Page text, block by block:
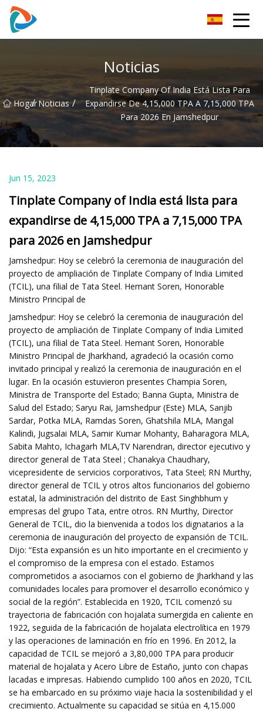
Noticias
Hogar
/ Noticias /
Tinplate Company Of India Está Lista Para
Expandirse De 4,15,000 TPA A 7,15,000 TPA
Para 2026 En Jamshedpur
Jun 15, 2023
Tinplate Company of India está lista para
expandirse de 4,15,000 TPA a 7,15,000 TPA
para 2026 en Jamshedpur
Jamshedpur: Hoy se celebró la ceremonia de inauguración del
proyecto de ampliación de Tinplate Company of India Limited
(TCIL), una filial de Tata Steel. Hemant Soren, Honorable
Ministro Principal de
Jamshedpur: Hoy se celebró la ceremonia de inauguración del
proyecto de ampliación de Tinplate Company of India Limited
(TCIL), una filial de Tata Steel. Hemant Soren, Honorable
Ministro Principal de Jharkhand, agradeció la ocasión como
invitado principal y realizó la ceremonia de inauguración en el
lugar. En la ocasión estuvieron presentes Champia Soren,
Ministra de Transporte del Estado; Banna Gupta, Ministra de
Salud del Estado; Saryu Rai, Jamshedpur (Este) MLA, Sanjib
Sardar, Potka MLA, Ramdas Soren, Ghatshila MLA, Mangal
Kalindi, Jugsalai MLA, Samir Kumar Mohanty, Baharagora MLA,
Sabita Mahto, Ichagarh MLA,TV Narendran, director ejecutivo y
director general de Tata Steel ; Chanakya Chaudhary,
vicepresidente de servicios corporativos, Tata Steel; RN Murthy,
director general de TCIL y otros altos funcionarios del gobierno
estatal, la administración del distrito de East Singhbhum y
empresas del grupo Tata, entre otros. RN Murthy, Director
General de TCIL, dio la bienvenida a todos los dignatarios a la
ceremonia de inauguración del proyecto de expansión de TCIL.
Dijo: “Esta expansión es un hito importante en el crecimiento y
el compromiso de la empresa con el estado. Estamos
comprometidos a asociarnos con el gobierno de Jharkhand y las
comunidades locales para promover el desarrollo económico y
social de la región”. Establecida en 1920, TCIL comenzó su
trayectoria de fabricación con hojalata sumergida en caliente en
1922, seguida de la fabricación de hojalata electrolítica en 1979
y las operaciones de laminación en frío en 1996. En 2012, la
capacidad de TCIL se mejoró a 3,80,000 TPA para producir
material de hojalata y Acero Libre de Estaño, junto con chapas
lacadas e impresas. Habiendo cumplido 100 años en 2020, TCIL
se ha embarcado en su próximo viaje hacia la sostenibilidad y el
crecimiento. Actualmente su capacidad se sitúa en 4,15.000